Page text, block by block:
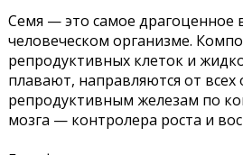
Семя — это самое драгоценное
человеческом организме.
репродуктивных клеток и
плавают, направляются от всех
репродуктивным железам по
мозга — контролера роста и